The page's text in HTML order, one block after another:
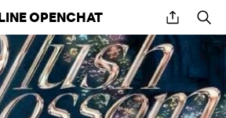
OPENCHAT share